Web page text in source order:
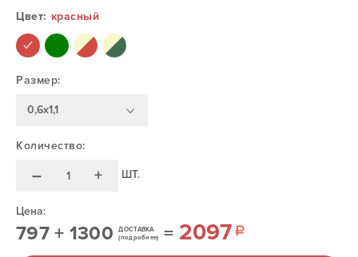
Цвет: красный
Размер:
0,6х1,1
Количество:
– + ШТ.
Цена:
797+ 1300ДОСТАВКА
(подробнее)
= 2097